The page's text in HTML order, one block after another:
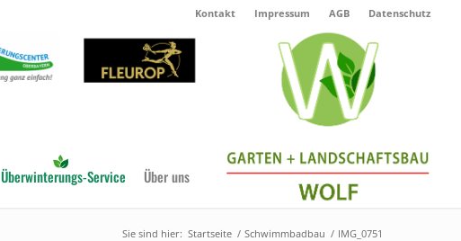
Kontakt Impressum AGB Datenschutz
Überwinterungs-Service Über uns
Sie sind hier: Startseite / Schwimmbadbau / IMG_0751